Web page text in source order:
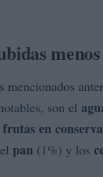
mencionados
son el
frutas en
pan (1%) y los